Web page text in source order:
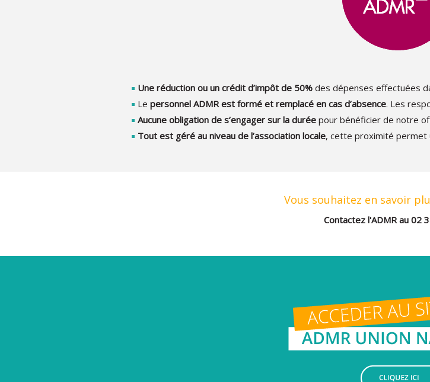
Une réduction ou un crédit d’impôt de 50% des dépenses effectuées
Le personnel ADMR est formé et remplacé en cas d’absence. Les
Aucune obligation de s’engager sur la durée pour bénéficier de notre
Tout est géré au niveau de l’association locale, cette proximité permet
Vous souhaitez en savoir
Contactez l'ADMR au 02